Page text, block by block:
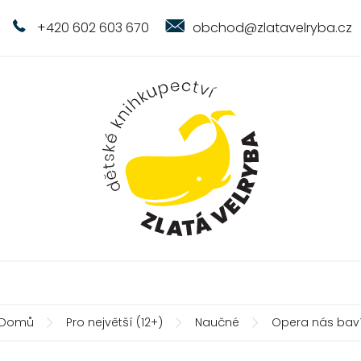
+420 602 603 670 obchod@zlatavelryba.cz
Domů Pro největší (12+) Naučné Opera nás